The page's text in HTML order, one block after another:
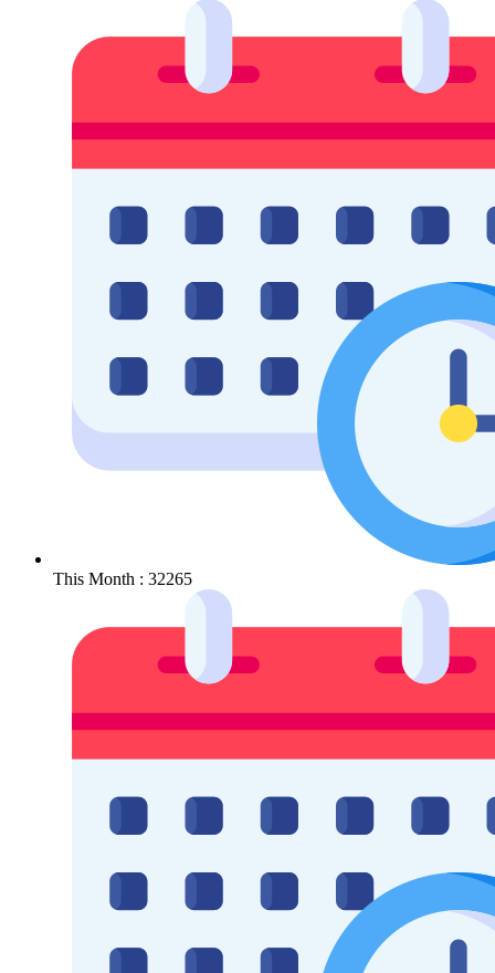
This Month : 32265